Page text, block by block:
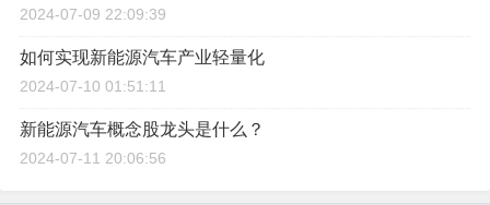
2024-07-09 22:09:39
如何实现新能源汽车产业轻量化
2024-07-10 01:51:11
新能源汽车概念股龙头是什么？
2024-07-11 20:06:56